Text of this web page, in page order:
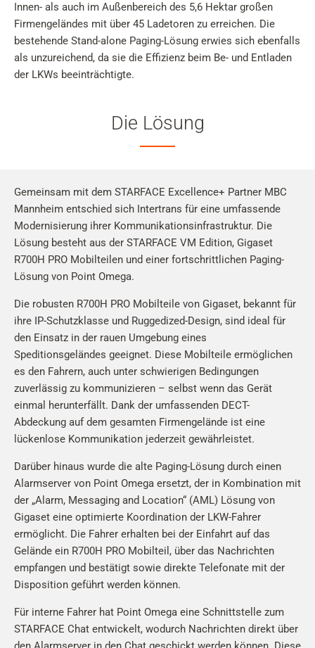
Innen- als auch im Außenbereich des 5,6 Hektar großen
Firmengeländes mit über 45 Ladetoren zu erreichen. Die
bestehende Stand-alone Paging-Lösung erwies sich ebenfalls
als unzureichend, da sie die Effizienz beim Be- und Entladen
der LKWs beeinträchtigte.
Die Lösung
Gemeinsam mit dem STARFACE Excellence+ Partner MBC
Mannheim entschied sich Intertrans für eine umfassende
Modernisierung ihrer Kommunikationsinfrastruktur. Die
Lösung besteht aus der STARFACE VM Edition, Gigaset
R700H PRO Mobilteilen und einer fortschrittlichen Paging-
Lösung von Point Omega.
Die robusten R700H PRO Mobilteile von Gigaset, bekannt für
ihre IP-Schutzklasse und Ruggedized-Design, sind ideal für
den Einsatz in der rauen Umgebung eines
Speditionsgeländes geeignet. Diese Mobilteile ermöglichen
es den Fahrern, auch unter schwierigen Bedingungen
zuverlässig zu kommunizieren – selbst wenn das Gerät
einmal herunterfällt. Dank der umfassenden DECT-
Abdeckung auf dem gesamten Firmengelände ist eine
lückenlose Kommunikation jederzeit gewährleistet.
Darüber hinaus wurde die alte Paging-Lösung durch einen
Alarmserver von Point Omega ersetzt, der in Kombination mit
der „Alarm, Messaging and Location“ (AML) Lösung von
Gigaset eine optimierte Koordination der LKW-Fahrer
ermöglicht. Die Fahrer erhalten bei der Einfahrt auf das
Gelände ein R700H PRO Mobilteil, über das Nachrichten
empfangen und bestätigt sowie direkte Telefonate mit der
Disposition geführt werden können.
Für interne Fahrer hat Point Omega eine Schnittstelle zum
STARFACE Chat entwickelt, wodurch Nachrichten direkt über